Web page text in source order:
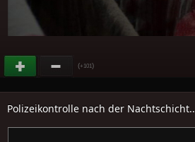
(+101)
Polizeikontrolle nach der Nachtschicht..